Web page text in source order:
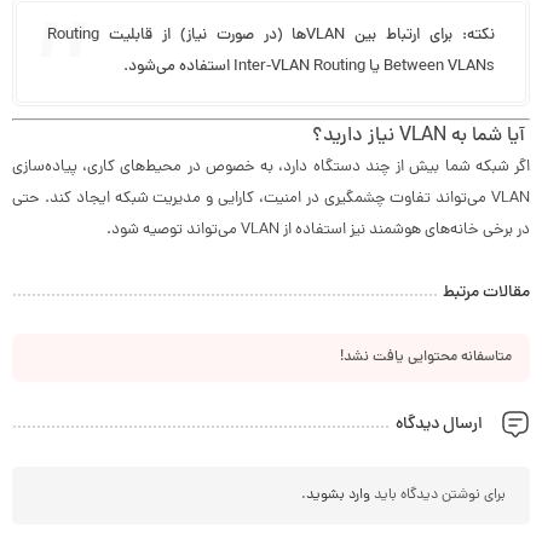
نکته: برای ارتباط بین VLANها (در صورت نیاز) از قابلیت
Routing
Between VLANs یا Inter-VLAN Routing استفاده می‌شود.
آیا شما به VLAN نیاز دارید؟
اگر شبکه شما بیش از چند دستگاه دارد، به خصوص در محیط‌های کاری، پیاده‌سازی
VLAN می‌تواند تفاوت چشمگیری در امنیت، کارایی و مدیریت شبکه ایجاد کند. حتی
در برخی خانه‌های هوشمند نیز استفاده از VLAN می‌تواند توصیه شود.
مقالات مرتبط
متاسفانه محتوایی یافت نشد!
ارسال دیدگاه
برای نوشتن دیدگاه بایدوارد بشوید.